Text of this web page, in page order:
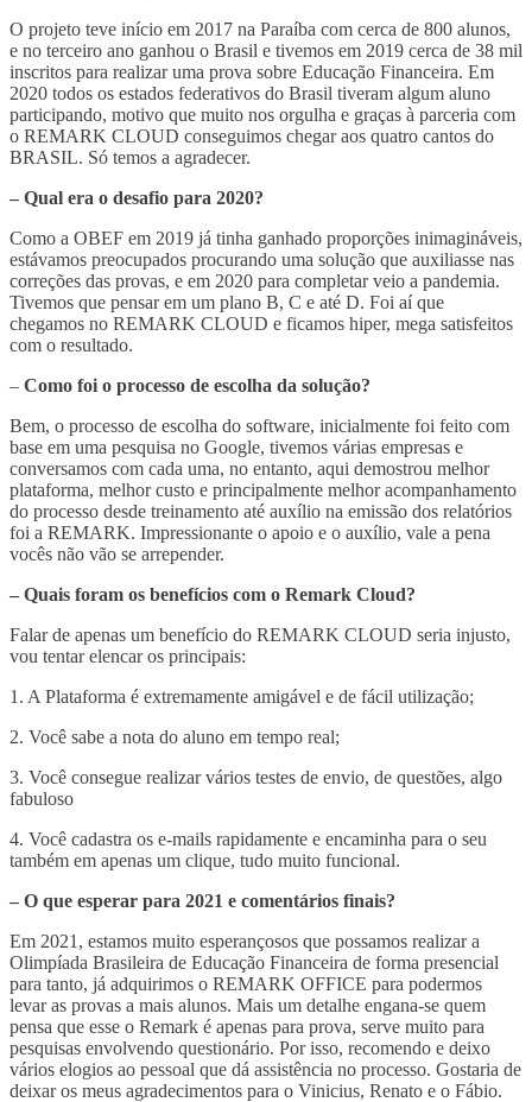
O projeto teve início em 2017 na Paraíba com cerca de 800 alunos,
e no terceiro ano ganhou o Brasil e tivemos em 2019 cerca de 38 mil
inscritos para realizar uma prova sobre Educação Financeira. Em
2020 todos os estados federativos do Brasil tiveram algum aluno
participando, motivo que muito nos orgulha e graças à parceria com
o REMARK CLOUD conseguimos chegar aos quatro cantos do
BRASIL. Só temos a agradecer.
– Qual era o desafio para 2020?
Como a OBEF em 2019 já tinha ganhado proporções inimagináveis,
estávamos preocupados procurando uma solução que auxiliasse nas
correções das provas, e em 2020 para completar veio a pandemia.
Tivemos que pensar em um plano B, C e até D. Foi aí que
chegamos no REMARK CLOUD e ficamos hiper, mega satisfeitos
com o resultado.
– Como foi o processo de escolha da solução?
Bem, o processo de escolha do software, inicialmente foi feito com
base em uma pesquisa no Google, tivemos várias empresas e
conversamos com cada uma, no entanto, aqui demostrou melhor
plataforma, melhor custo e principalmente melhor acompanhamento
do processo desde treinamento até auxílio na emissão dos relatórios
foi a REMARK. Impressionante o apoio e o auxílio, vale a pena
vocês não vão se arrepender.
– Quais foram os benefícios com o Remark Cloud?
Falar de apenas um benefício do REMARK CLOUD seria injusto,
vou tentar elencar os principais:
1. A Plataforma é extremamente amigável e de fácil utilização;
2. Você sabe a nota do aluno em tempo real;
3. Você consegue realizar vários testes de envio, de questões, algo
fabuloso
4. Você cadastra os e-mails rapidamente e encaminha para o seu
também em apenas um clique, tudo muito funcional.
– O que esperar para 2021 e comentários finais?
Em 2021, estamos muito esperançosos que possamos realizar a
Olimpíada Brasileira de Educação Financeira de forma presencial
para tanto, já adquirimos o REMARK OFFICE para podermos
levar as provas a mais alunos. Mais um detalhe engana-se quem
pensa que esse o Remark é apenas para prova, serve muito para
pesquisas envolvendo questionário. Por isso, recomendo e deixo
vários elogios ao pessoal que dá assistência no processo. Gostaria de
deixar os meus agradecimentos para o Vinicius, Renato e o Fábio.